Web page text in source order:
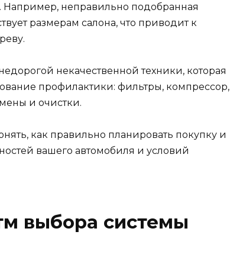
Например, неправильно подобранная
размерам салона, что приводит к
некачественной техники, которая
профилактики: фильтры, компрессор,
и очистки.
как правильно планировать покупку и
вашего автомобиля и условий
выбора системы